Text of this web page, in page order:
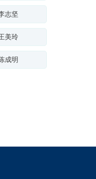
志坚
美玲
成明